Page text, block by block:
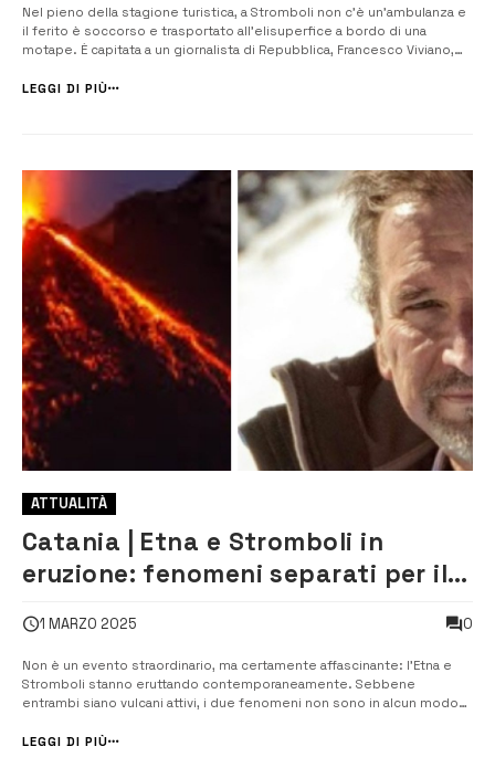
Nel pieno della stagione turistica, a Stromboli non c’è un’ambulanza e
il ferito è soccorso e trasportato all’elisuperfice a bordo di una
motape. È capitata a un giornalista di Repubblica, Francesco Viviano,
assieme all’immagine che riportiamo in copertina. Questo il racconto
LEGGI DI PIÙ
ATTUALITÀ
Catania | Etna e Stromboli in
eruzione: fenomeni separati per il
1 MARZO 2025 0
Non è un evento straordinario, ma certamente affascinante: l’Etna e
Stromboli stanno eruttando contemporaneamente. Sebbene
entrambi siano vulcani attivi, i due fenomeni non sono in alcun modo
completamente diverse. Secondo quanto riportato in un articolo
LEGGI DI PIÙ